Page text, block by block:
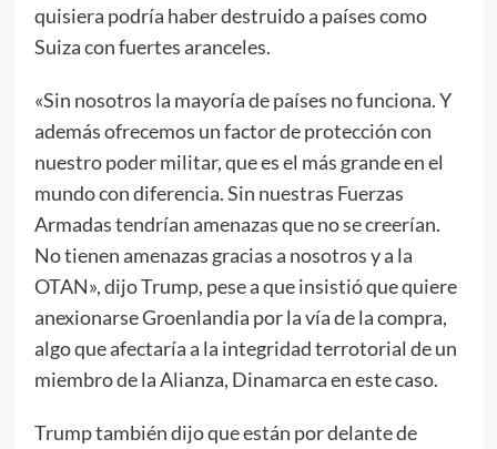
quisiera podría haber destruido a países como
Suiza con fuertes aranceles.
«Sin nosotros la mayoría de países no funciona. Y
además ofrecemos un factor de protección con
nuestro poder militar, que es el más grande en el
mundo con diferencia. Sin nuestras Fuerzas
Armadas tendrían amenazas que no se creerían.
No tienen amenazas gracias a nosotros y a la
OTAN», dijo Trump, pese a que insistió que quiere
anexionarse Groenlandia por la vía de la compra,
algo que afectaría a la integridad terrotorial de un
miembro de la Alianza, Dinamarca en este caso.
Trump también dijo que están por delante de